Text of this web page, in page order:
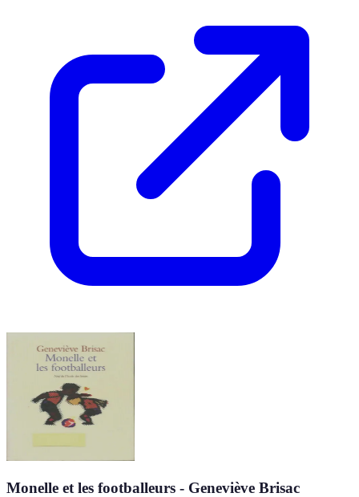
Monelle et les footballeurs - Geneviève Brisac